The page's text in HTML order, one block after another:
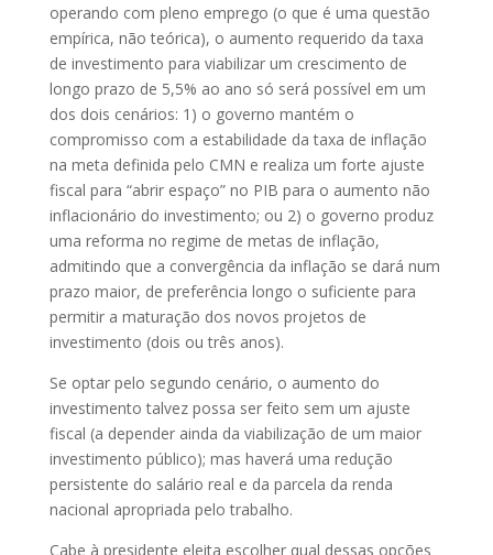
operando com pleno emprego (o que é uma questão
empírica, não teórica), o aumento requerido da taxa
de investimento para viabilizar um crescimento de
longo prazo de 5,5% ao ano só será possível em um
dos dois cenários: 1) o governo mantém o
compromisso com a estabilidade da taxa de inflação
na meta definida pelo CMN e realiza um forte ajuste
fiscal para “abrir espaço” no PIB para o aumento não
inflacionário do investimento; ou 2) o governo produz
uma reforma no regime de metas de inflação,
admitindo que a convergência da inflação se dará num
prazo maior, de preferência longo o suficiente para
permitir a maturação dos novos projetos de
investimento (dois ou três anos).
Se optar pelo segundo cenário, o aumento do
investimento talvez possa ser feito sem um ajuste
fiscal (a depender ainda da viabilização de um maior
investimento público); mas haverá uma redução
persistente do salário real e da parcela da renda
nacional apropriada pelo trabalho.
Cabe à presidente eleita escolher qual dessas opções